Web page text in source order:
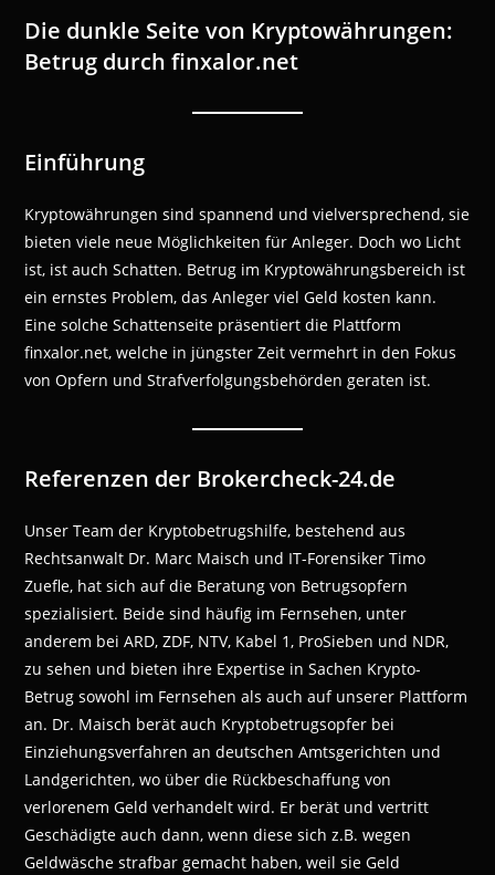
Die dunkle Seite von Kryptowährungen:
Betrug durch finxalor.net
Einführung
Kryptowährungen sind spannend und vielversprechend, sie
bieten viele neue Möglichkeiten für Anleger. Doch wo Licht
ist, ist auch Schatten. Betrug im Kryptowährungsbereich ist
ein ernstes Problem, das Anleger viel Geld kosten kann.
Eine solche Schattenseite präsentiert die Plattform
finxalor.net, welche in jüngster Zeit vermehrt in den Fokus
von Opfern und Strafverfolgungsbehörden geraten ist.
Referenzen der Brokercheck-24.de
Unser Team der Kryptobetrugshilfe, bestehend aus
Rechtsanwalt Dr. Marc Maisch und IT-Forensiker Timo
Zuefle, hat sich auf die Beratung von Betrugsopfern
spezialisiert. Beide sind häufig im Fernsehen, unter
anderem bei ARD, ZDF, NTV, Kabel 1, ProSieben und NDR,
zu sehen und bieten ihre Expertise in Sachen Krypto-
Betrug sowohl im Fernsehen als auch auf unserer Plattform
an. Dr. Maisch berät auch Kryptobetrugsopfer bei
Einziehungsverfahren an deutschen Amtsgerichten und
Landgerichten, wo über die Rückbeschaffung von
verlorenem Geld verhandelt wird. Er berät und vertritt
Geschädigte auch dann, wenn diese sich z.B. wegen
Geldwäsche strafbar gemacht haben, weil sie Geld